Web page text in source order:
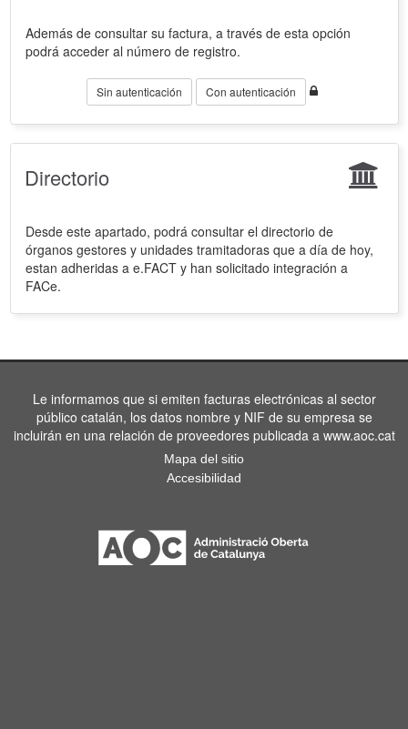
Además de consultar su factura, a través de esta opción
podrá acceder al número de registro.
Sin autenticación Con autenticación
Directorio
Desde este apartado, podrá consultar el directorio de
órganos gestores y unidades tramitadoras que a día de hoy,
estan adheridas a e.FACT y han solicitado integración a
FACe.
Le informamos que si emiten facturas electrónicas al sector
público catalán, los datos nombre y NIF de su empresa se
incluirán en una relación de proveedores publicada a www.aoc.cat
Mapa del sitio
Accesibilidad